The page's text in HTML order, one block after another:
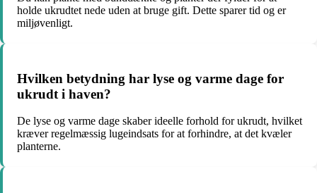
holde ukrudtet nede uden at bruge gift. Dette sparer tid og er
miljøvenligt.
Hvilken betydning har lyse og varme dage for
ukrudt i haven?
De lyse og varme dage skaber ideelle forhold for ukrudt, hvilket
kræver regelmæssig lugeindsats for at forhindre, at det kvæler
planterne.